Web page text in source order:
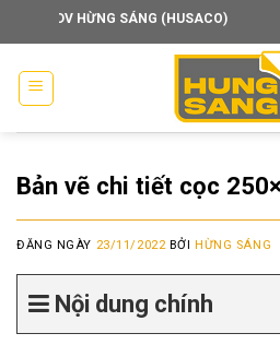
to
content
SÁNG (HUSACO)
Bản vẽ chi tiết cọc
ĐĂNG NGÀY 23/11/2022BỞIHỪNG SÁNG
Nội dung chính